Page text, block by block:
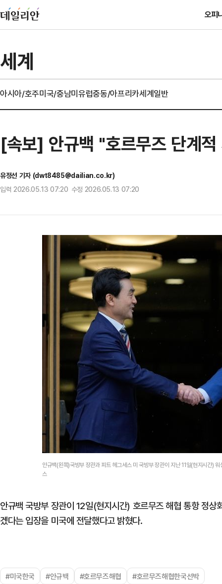
오피
세계
아시아/호주미국/중남미유럽중동/아프리카세계일반
[속보] 안규백 "호르무즈 단계
유정선 기자 (dwt8485@dailian.co.kr)
입력 2026.05.13 07:20 수정 2026.05.13 07:20
안규백(왼쪽)국방부 장관과 피트 헤그세스 미 국방부 장관이 지난 11일(현지시간
스
안규백 국방부 장관이 12일(현지시간) 호르무즈 해협 통항 정
겠다는 입장을 미국에 전달했다고 밝혔다.
#미국한국 #안규백 #호르무즈해협 #호르무즈해협한국선박